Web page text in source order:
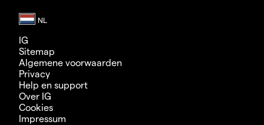
IG
Sitemap
Algemene voorwaarden
Privacy
Help en support
Over IG
Cookies
Impressum